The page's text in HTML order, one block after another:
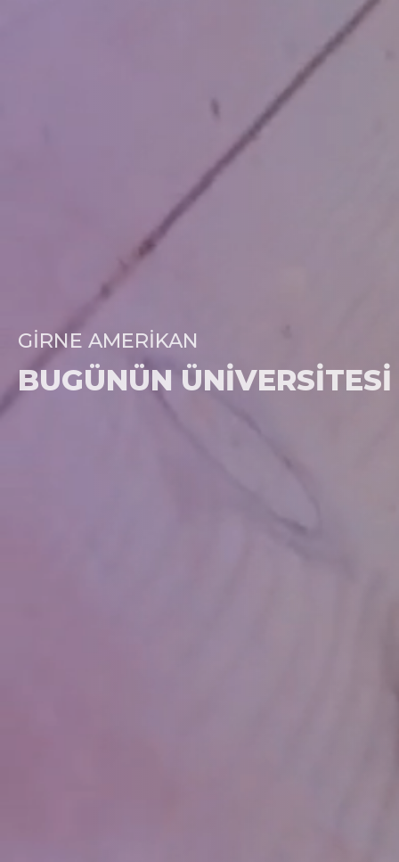
GIRNE AMERIKAN
BUGÜNÜN ÜNIVERSITESI